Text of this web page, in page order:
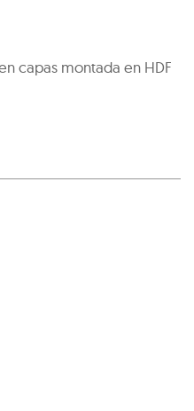
capas montada en HDF